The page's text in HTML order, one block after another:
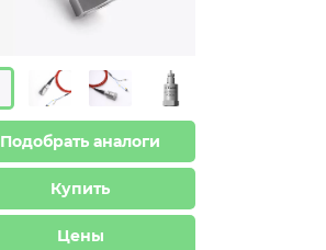
Подобрать аналоги
Купить
Цены